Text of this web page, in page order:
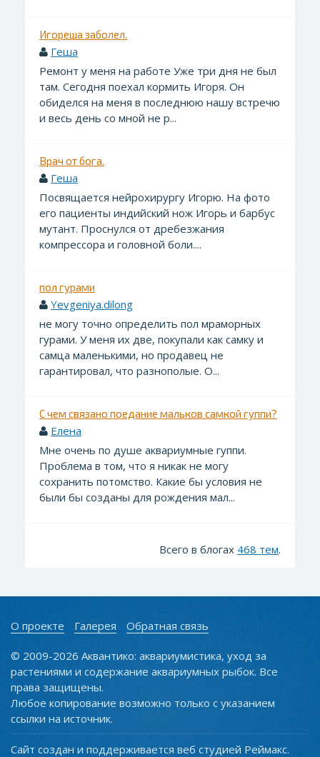
Игореша заболел.
Геша
Ремонт у меня на работе Уже три дня не был
там. Сегодня поехал кормить Игоря. Он
обиделся на меня в последнюю нашу встречю
и весь день со мной не р...
Врач от бога.
Геша
Посвящается нейрохирургу Игорю. На фото
его пациенты индийский нож Игорь и барбус
мутант. Проснулся от дребезжания
компрессора и головной боли....
пол гурами
Yevgeniya.dilong
не могу точно определить пол мраморных
гурами. У меня их две, покупали как самку и
самца маленькими, но продавец не
гарантировал, что разнополые. О...
С чем связано поедание мальков самкой гуппи?
Елена
Мне очень по душе аквариумные гуппи.
Проблема в том, что я никак не могу
сохранить потомство. Какие бы условия не
были бы созданы для рождения мал...
Всего в блогах 468 тем.
О проекте Галерея Обратная связь
© 2009-2026 Аквантико: аквариумистика, уход за
растениями и содержание аквариумных рыбок. Все
права защищены.
Любое копирование возможно только с указанием
ссылки на источник.
Сайт создан и поддерживается веб студией Реймакс.